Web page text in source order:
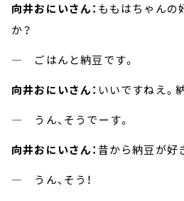
向井おにいさん： ももはちゃんの
か？
― ごはんと納豆です。
向井おにいさん： いいですねえ。
― うん、そうでーす。
向井おにいさん：昔から納豆が好
― うん、そう！